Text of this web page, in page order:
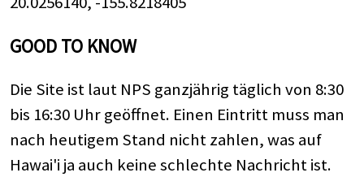
GOOD TO KNOW
Die Site ist laut NPS ganzjährig täglich von 8:30
bis 16:30 Uhr geöffnet. Einen Eintritt muss man
nach heutigem Stand nicht zahlen, was auf
Hawai'i ja auch keine schlechte Nachricht ist.